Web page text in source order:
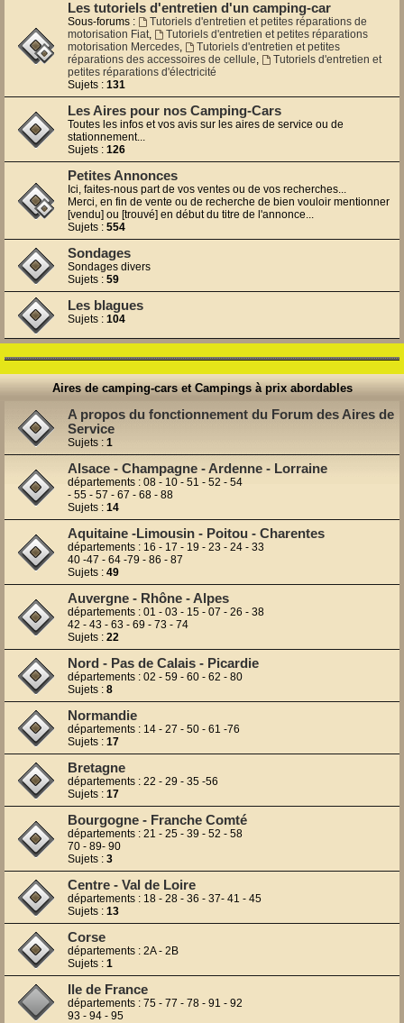
Les tutoriels d'entretien d'un camping-car
Sous-forums :
Tutoriels d'entretien et petites réparations de
motorisation Fiat,
Tutoriels d'entretien et petites réparations
motorisation Mercedes,
Tutoriels d'entretien et petites
réparations des accessoires de cellule,
Tutoriels d'entretien et
petites réparations d'électricité
Sujets : 131
Les Aires pour nos Camping-Cars
Toutes les infos et vos avis sur les aires de service ou de
stationnement...
Sujets : 126
Petites Annonces
Ici, faites-nous part de vos ventes ou de vos recherches...
Merci, en fin de vente ou de recherche de bien vouloir mentionner
[vendu] ou [trouvé] en début du titre de l'annonce...
Sujets : 554
Sondages
Sondages divers
Sujets : 59
Les blagues
Sujets : 104
Aires de camping-cars et Campings à prix abordables
A propos du fonctionnement du Forum des Aires de
Service
Sujets : 1
Alsace - Champagne - Ardenne - Lorraine
départements : 08 - 10 - 51 - 52 - 54
- 55 - 57 - 67 - 68 - 88
Sujets : 14
Aquitaine -Limousin - Poitou - Charentes
départements : 16 - 17 - 19 - 23 - 24 - 33
40 -47 - 64 -79 - 86 - 87
Sujets : 49
Auvergne - Rhône - Alpes
départements : 01 - 03 - 15 - 07 - 26 - 38
42 - 43 - 63 - 69 - 73 - 74
Sujets : 22
Nord - Pas de Calais - Picardie
départements : 02 - 59 - 60 - 62 - 80
Sujets : 8
Normandie
départements : 14 - 27 - 50 - 61 -76
Sujets : 17
Bretagne
départements : 22 - 29 - 35 -56
Sujets : 17
Bourgogne - Franche Comté
départements : 21 - 25 - 39 - 52 - 58
70 - 89- 90
Sujets : 3
Centre - Val de Loire
départements : 18 - 28 - 36 - 37- 41 - 45
Sujets : 13
Corse
départements : 2A - 2B
Sujets : 1
Ile de France
départements : 75 - 77 - 78 - 91 - 92
93 - 94 - 95